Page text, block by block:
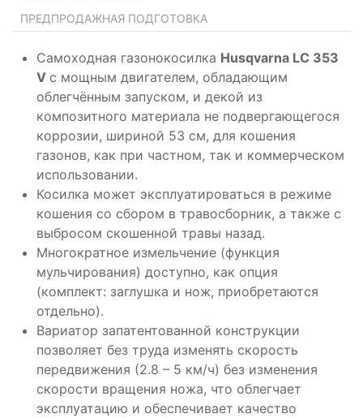
ПРЕДПРОДАЖНАЯ ПОДГОТОВКА
Самоходная газонокосилка Husqvarna LC 353
V с мощным двигателем, обладающим
облегчённым запуском, и декой из
композитного материала не подвергающегося
коррозии, шириной 53 см, для кошения
газонов, как при частном, так и коммерческом
использовании.
Косилка может эксплуатироваться в режиме
кошения со сбором в травосборник, а также с
выбросом скошенной травы назад.
Многократное измельчение (функция
мульчирования) доступно, как опция
(комплект: заглушка и нож, приобретаются
отдельно).
Вариатор запатентованной конструкции
позволяет без труда изменять скорость
передвижения (2.8 – 5 км/ч) без изменения
скорости вращения ножа, что облегчает
эксплуатацию и обеспечивает качество